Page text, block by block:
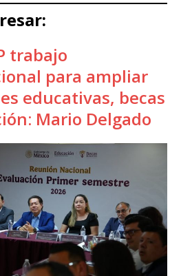
trabajo
para ampliar
educativas, becas
Mario Delgado